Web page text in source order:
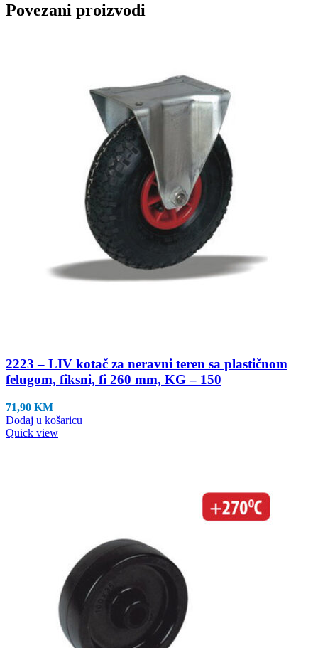
Povezani proizvodi
2223 – LIV kotač za neravni teren sa plastičnom
felugom, fiksni, fi 260 mm, KG – 150
71,90 KM
Dodaj u košaricu
Quick view